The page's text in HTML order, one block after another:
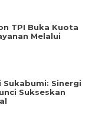
TPI Buka Kuota
Melalui
Sinergi
Sukseskan